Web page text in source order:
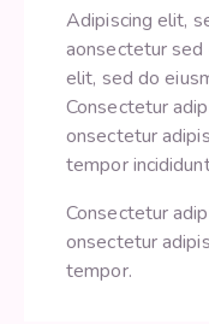
Adipiscing elit,
aonsectetur sed
elit, sed do
Consectetur
onsectetur
tempor
Consectetur
onsectetur
tempor.